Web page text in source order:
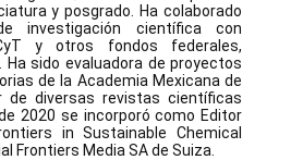
y posgrado. Ha colaborado
investigación científica con
y otros fondos federales,
sido evaluadora de proyectos
de la Academia Mexicana de
de diversas revistas científicas
2020 se incorporó como Editor
in Sustainable Chemical
Frontiers Media SA de Suiza.